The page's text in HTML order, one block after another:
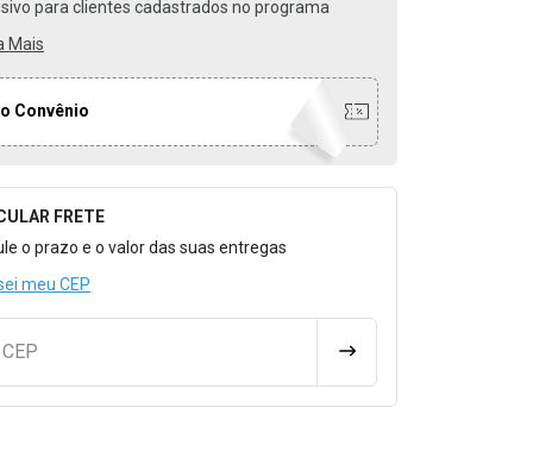
para clientes cadastrados no programa
Mais
Convênio
para Calcular o Frete
FRETE
o prazo e o valor das suas entregas
meu CEP
CALCULAR FRETE